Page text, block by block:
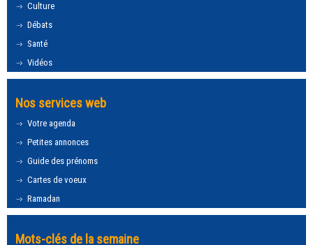
Culture
Débats
Santé
Vidéos
Nos services web
Votre agenda
Petites annonces
Guide des prénoms
Cartes de voeux
Ramadan
Mots-clés de la semaine